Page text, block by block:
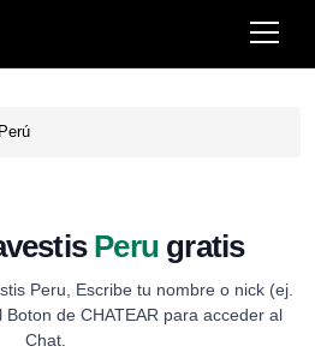
Perú
Peru gratis
Peru, Escribe tu nombre o nick (ej.
de CHATEAR para acceder al
Chat.